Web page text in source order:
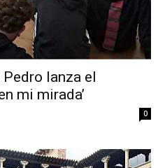
Pedro lanza el
mi mirada’
0